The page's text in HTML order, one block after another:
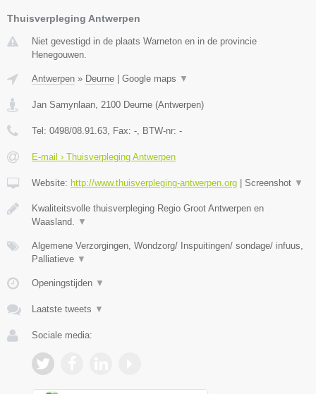
Thuisverpleging Antwerpen
Niet gevestigd in de plaats Warneton en in de provincie
Henegouwen.
Antwerpen » Deurne Google maps ▼
Jan Samynlaan, 2100 Deurne (Antwerpen)
Tel: 0498/08.91.63, Fax: -, BTW-nr: -
E-mail › Thuisverpleging Antwerpen
Website: http://www.thuisverpleging-antwerpen.org Screenshot ▼
Kwaliteitsvolle thuisverpleging Regio Groot Antwerpen en
Waasland. ▼
Algemene Verzorgingen, Wondzorg/ Inspuitingen/ sondage/ infuus,
Palliatieve ▼
Openingstijden ▼
Laatste tweets ▼
Sociale media: